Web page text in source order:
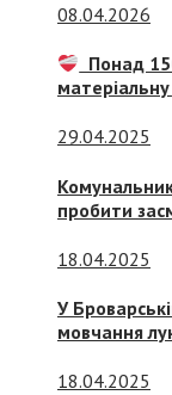
08.04.2026
Понад
29.04.2025
пробити
18.04.2025
У
мовчання
18.04.2025